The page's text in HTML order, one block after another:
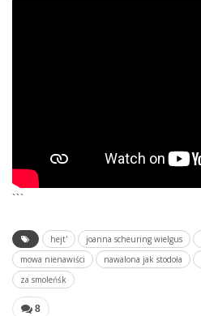
```
hejt' joanna scheuring wielgus
mowa nienawiści
nawalona jak stodoła
za smoleńśk
8